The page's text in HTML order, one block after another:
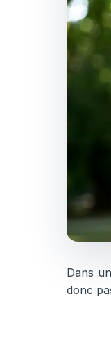
Dans
donc